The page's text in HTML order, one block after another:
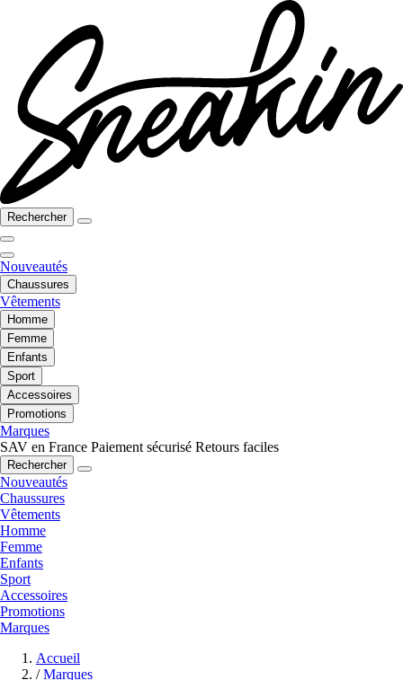
Rechercher
Nouveautés
Chaussures
Vêtements
Homme
Femme
Enfants
Sport
Accessoires
Promotions
Marques
SAV en France Paiement sécurisé Retours faciles
Rechercher
Nouveautés
Chaussures
Vêtements
Homme
Femme
Enfants
Sport
Accessoires
Promotions
Marques
Accueil
/ Marques